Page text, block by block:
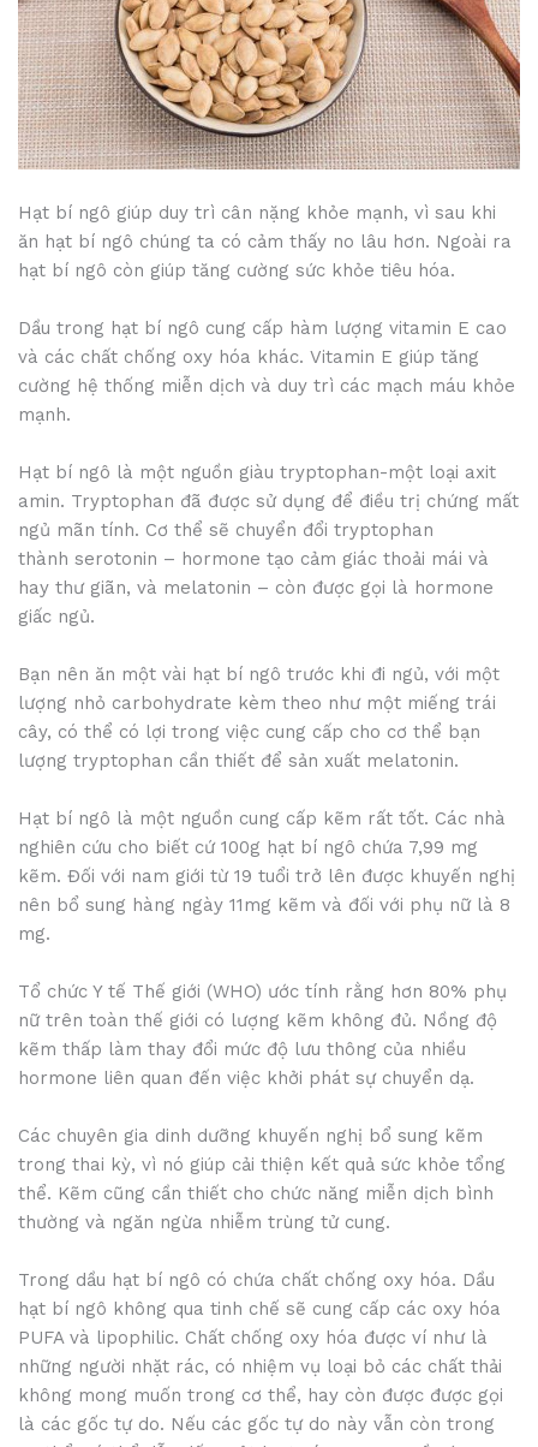
Hạt bí ngô giúp duy trì cân nặng khỏe mạnh, vì sau khi
ăn hạt bí ngô chúng ta có cảm thấy no lâu hơn. Ngoài ra
hạt bí ngô còn giúp tăng cường sức khỏe tiêu hóa.
Dầu trong hạt bí ngô cung cấp hàm lượng vitamin E cao
và các chất chống oxy hóa khác. Vitamin E giúp tăng
cường hệ thống miễn dịch và duy trì các mạch máu khỏe
mạnh.
Hạt bí ngô là một nguồn giàu tryptophan-một loại axit
amin. Tryptophan đã được sử dụng để điều trị chứng mất
ngủ mãn tính. Cơ thể sẽ chuyển đổi tryptophan
thành serotonin – hormone tạo cảm giác thoải mái và
hay thư giãn, và melatonin – còn được gọi là hormone
giấc ngủ.
Bạn nên ăn một vài hạt bí ngô trước khi đi ngủ, với một
lượng nhỏ carbohydrate kèm theo như một miếng trái
cây, có thể có lợi trong việc cung cấp cho cơ thể bạn
lượng tryptophan cần thiết để sản xuất melatonin.
Hạt bí ngô là một nguồn cung cấp kẽm rất tốt. Các nhà
nghiên cứu cho biết cứ 100g hạt bí ngô chứa 7,99 mg
kẽm. Đối với nam giới từ 19 tuổi trở lên được khuyến nghị
nên bổ sung hàng ngày 11mg kẽm và đối với phụ nữ là 8
mg.
Tổ chức Y tế Thế giới (WHO) ước tính rằng hơn 80% phụ
nữ trên toàn thế giới có lượng kẽm không đủ. Nồng độ
kẽm thấp làm thay đổi mức độ lưu thông của nhiều
hormone liên quan đến việc khởi phát sự chuyển dạ.
Các chuyên gia dinh dưỡng khuyến nghị bổ sung kẽm
trong thai kỳ, vì nó giúp cải thiện kết quả sức khỏe tổng
thể. Kẽm cũng cần thiết cho chức năng miễn dịch bình
thường và ngăn ngừa nhiễm trùng tử cung.
Trong dầu hạt bí ngô có chứa chất chống oxy hóa. Dầu
hạt bí ngô không qua tinh chế sẽ cung cấp các oxy hóa
PUFA và lipophilic. Chất chống oxy hóa được ví như là
những người nhặt rác, có nhiệm vụ loại bỏ các chất thải
không mong muốn trong cơ thể, hay còn được được gọi
là các gốc tự do. Nếu các gốc tự do này vẫn còn trong